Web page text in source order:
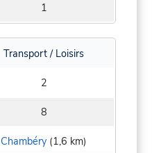
1
Transport / Loisirs
2
8
Chambéry (1,6 km)